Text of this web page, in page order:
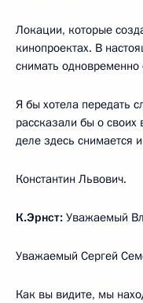
Локации, которые
кинопроектах. В
снимать
Я бы хотела передать
рассказали бы о своих
деле здесь снимается и
Константин Львович.
К.Эрнст: Уважаемый
Уважаемый Сергей
Как вы видите, мы